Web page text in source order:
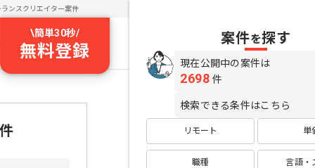
ランスクリエイター案件
\簡単30秒/
無料登録
案件を探す
現在公開中の案件は
2698 件
検索できる条件はこちら
リモート 単
職種 言語・